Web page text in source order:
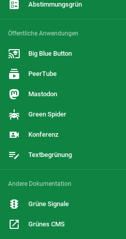
Abstimmungsgrün
Öffentliche Anwendungen
Big Blue Button
PeerTube
Mastodon
Green Spider
Konferenz
Textbegrünung
Andere Dokumentation
Grüne Signale
Grünes CMS